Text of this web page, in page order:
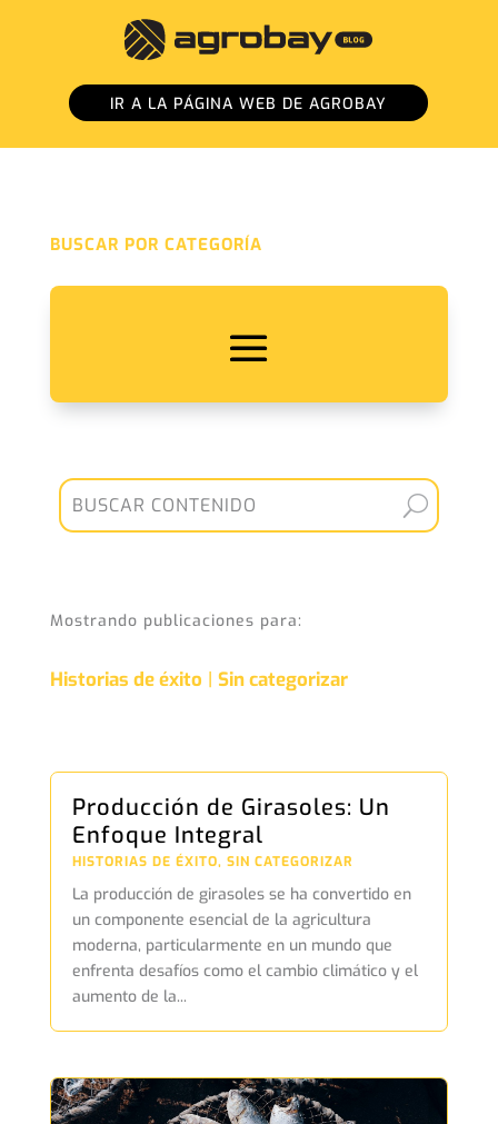
IR A LA PÁGINA WEB DE AGROBAY
BUSCAR POR CATEGORÍA
Mostrando publicaciones para:
Historias de éxito | Sin categorizar
Producción de Girasoles: Un
Enfoque Integral
HISTORIAS DE ÉXITO, SIN CATEGORIZAR
La producción de girasoles se ha convertido en
un componente esencial de la agricultura
moderna, particularmente en un mundo que
enfrenta desafíos como el cambio climático y el
aumento de la...